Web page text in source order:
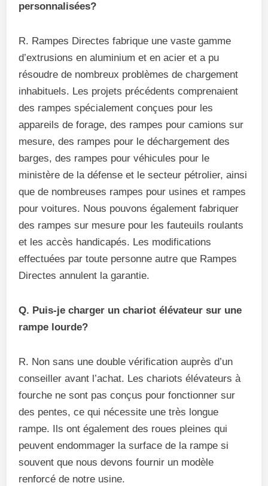
personnalisées?
R. Rampes Directes fabrique une vaste gamme
d’extrusions en aluminium et en acier et a pu
résoudre de nombreux problèmes de chargement
inhabituels. Les projets précédents comprenaient
des rampes spécialement conçues pour les
appareils de forage, des rampes pour camions sur
mesure, des rampes pour le déchargement des
barges, des rampes pour véhicules pour le
ministère de la défense et le secteur pétrolier, ainsi
que de nombreuses rampes pour usines et rampes
pour voitures. Nous pouvons également fabriquer
des rampes sur mesure pour les fauteuils roulants
et les accès handicapés. Les modifications
effectuées par toute personne autre que Rampes
Directes annulent la garantie.
Q. Puis-je charger un chariot élévateur sur une
rampe lourde?
R. Non sans une double vérification auprès d’un
conseiller avant l’achat. Les chariots élévateurs à
fourche ne sont pas conçus pour fonctionner sur
des pentes, ce qui nécessite une très longue
rampe. Ils ont également des roues pleines qui
peuvent endommager la surface de la rampe si
souvent que nous devons fournir un modèle
renforcé de notre usine.